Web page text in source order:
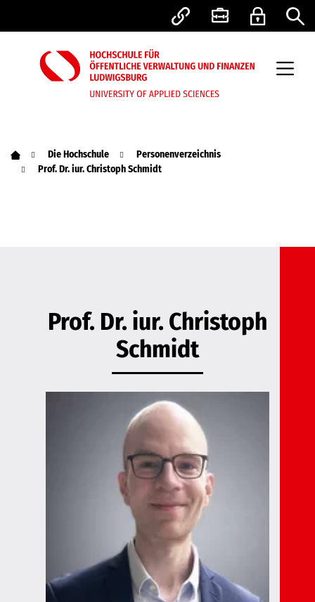
Die Hochschule
Personenverzeichnis
Prof. Dr. iur. Christoph Schmidt
Prof. Dr. iur. Christoph
Schmidt